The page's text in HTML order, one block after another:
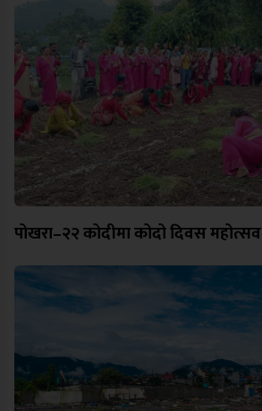
पोखरा–२२ कोदीमा कोदो दिवस महोत्सव